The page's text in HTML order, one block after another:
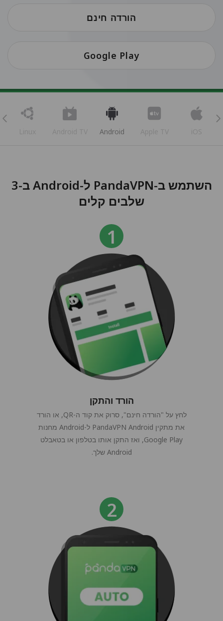
הורדה חינם
Google Play
iOS
Apple TV
Android
השתמש ב-PandaVPN ל-Android ב-3
שלבים קלים
הורד והתקן
לחץ על "הורדה חינם", סרוק את קוד ה-QR, או הורד
את מתקין PandaVPN Android ל-Android מחנות
Google Play, ואז התקן אותו בטלפון או בטאבלט
Android שלך.